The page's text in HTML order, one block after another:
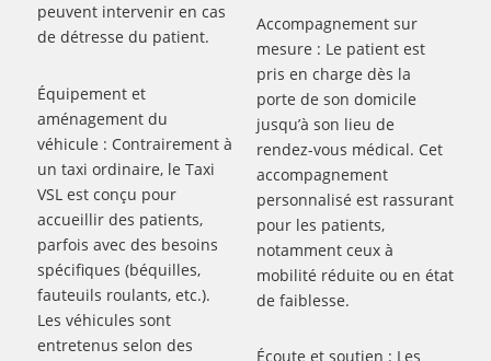
peuvent intervenir en cas
de détresse du patient.
Équipement et
aménagement du
véhicule : Contrairement à
un taxi ordinaire, le Taxi
VSL est conçu pour
accueillir des patients,
parfois avec des besoins
spécifiques (béquilles,
fauteuils roulants, etc.).
Les véhicules sont
entretenus selon des
Accompagnement sur
mesure : Le patient est
pris en charge dès la
porte de son domicile
jusqu’à son lieu de
rendez-vous médical. Cet
accompagnement
personnalisé est rassurant
pour les patients,
notamment ceux à
mobilité réduite ou en état
de faiblesse.
Écoute et soutien : Les